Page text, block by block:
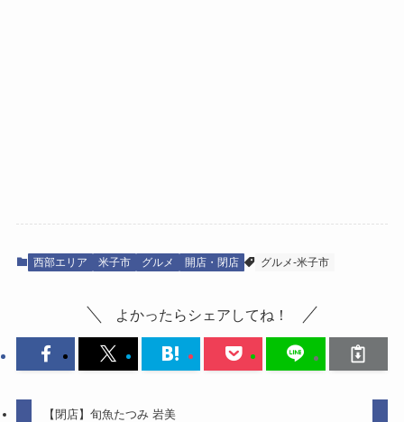
西部エリア 米子市 グルメ 開店・閉店 グルメ-米子市
よかったらシェアしてね！
【閉店】旬魚たつみ 岩美